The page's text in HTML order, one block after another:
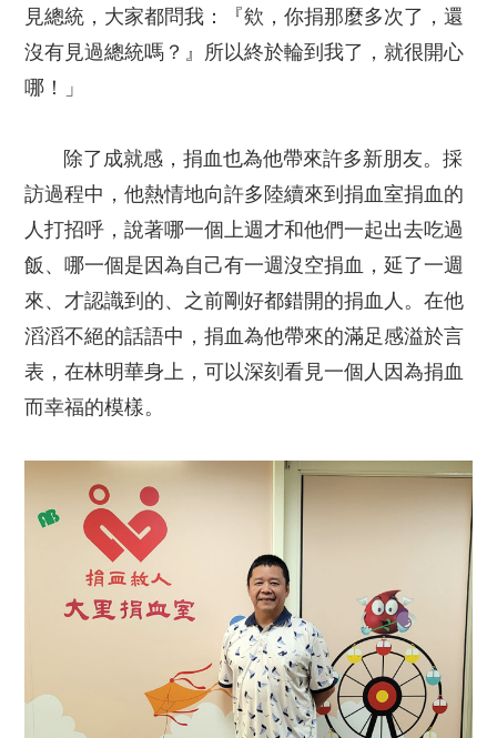
見總統，大家都問我：『欸，你捐那麼多次了，還
沒有見過總統嗎？』所以終於輪到我了，就很開心
哪！」
除了成就感，捐血也為他帶來許多新朋友。採
訪過程中，他熱情地向許多陸續來到捐血室捐血的
人打招呼，說著哪一個上週才和他們一起出去吃過
飯、哪一個是因為自己有一週沒空捐血，延了一週
來、才認識到的、之前剛好都錯開的捐血人。在他
滔滔不絕的話語中，捐血為他帶來的滿足感溢於言
表，在林明華身上，可以深刻看見一個人因為捐血
而幸福的模樣。